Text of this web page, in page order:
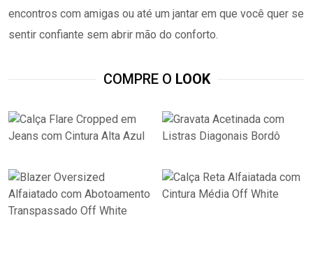
encontros com amigas ou até um jantar em que você quer se
sentir confiante sem abrir mão do conforto.
COMPRE O LOOK